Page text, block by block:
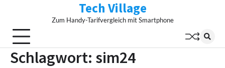
content
Tech Village
Zum Handy-Tarifvergleich mit Smartphone
Schlagwort: sim24